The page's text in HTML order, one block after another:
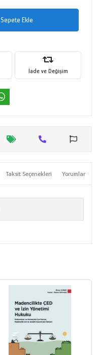
Sepete Ekle
İade ve Değişim
Taksit Seçenekleri Yorumlar